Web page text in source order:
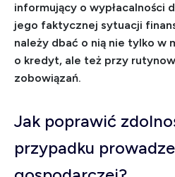
informujący o wypłacalności
jego faktycznej sytuacji
należy dbać o nią nie tylko w
o kredyt, ale też przy
zobowiązań.
Jak poprawić
przypadku